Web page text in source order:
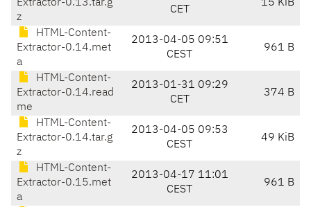
Extractor-0.13.tar.g
z
CET
15 KiB
HTML-Content-
Extractor-0.14.met
a
2013-04-05 09:51
CEST
961 B
HTML-Content-
Extractor-0.14.read
me
2013-01-31 09:29
CET
374 B
HTML-Content-
Extractor-0.14.tar.g
z
2013-04-05 09:53
CEST
49 KiB
HTML-Content-
Extractor-0.15.met
a
2013-04-17 11:01
CEST
961 B